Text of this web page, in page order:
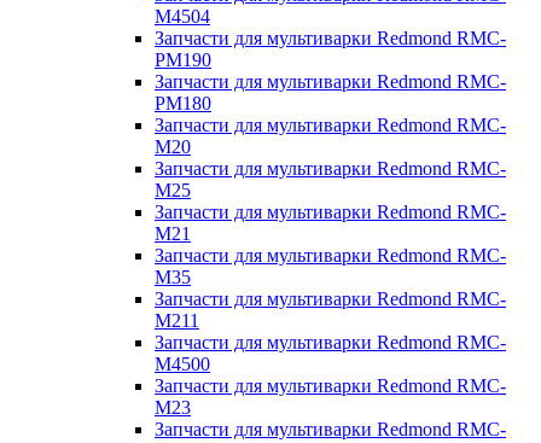
M4504
Запчасти для мультиварки Redmond RMC-
PM190
Запчасти для мультиварки Redmond RMC-
PM180
Запчасти для мультиварки Redmond RMC-
M20
Запчасти для мультиварки Redmond RMC-
M25
Запчасти для мультиварки Redmond RMC-
M21
Запчасти для мультиварки Redmond RMC-
M35
Запчасти для мультиварки Redmond RMC-
M211
Запчасти для мультиварки Redmond RMC-
M4500
Запчасти для мультиварки Redmond RMC-
M23
Запчасти для мультиварки Redmond RMC-